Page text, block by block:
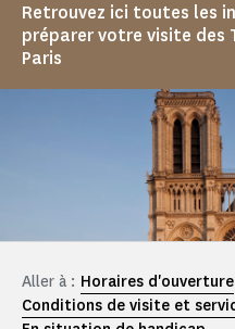
Retrouvez ici toutes les
préparer votre visite des
Paris
Aller à : Horaires d'ouverture
Conditions de visite et